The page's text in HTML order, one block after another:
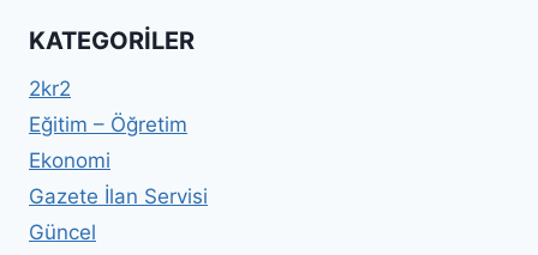
KATEGORILER
2kr2
Eğitim – Öğretim
Ekonomi
Gazete İlan Servisi
Güncel